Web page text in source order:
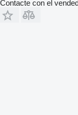
Contacte con el